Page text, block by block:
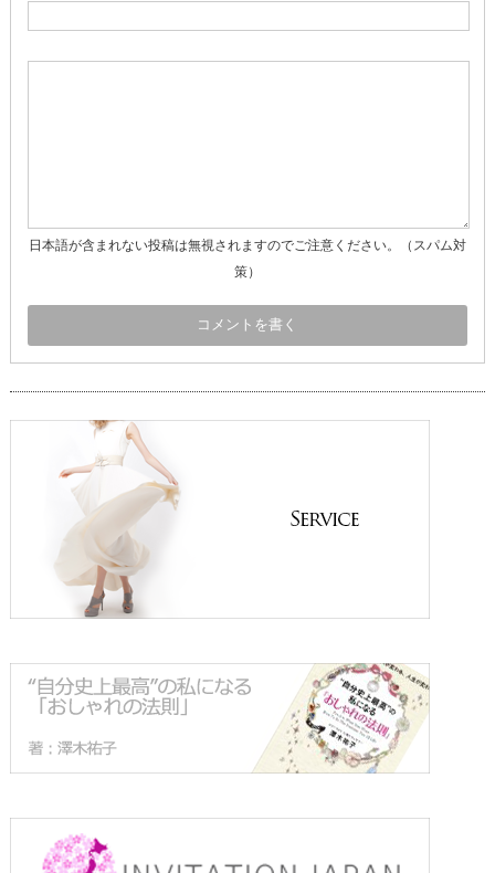
日本語が含まれない投稿は無視されますのでご注意ください。（スパム対
策）